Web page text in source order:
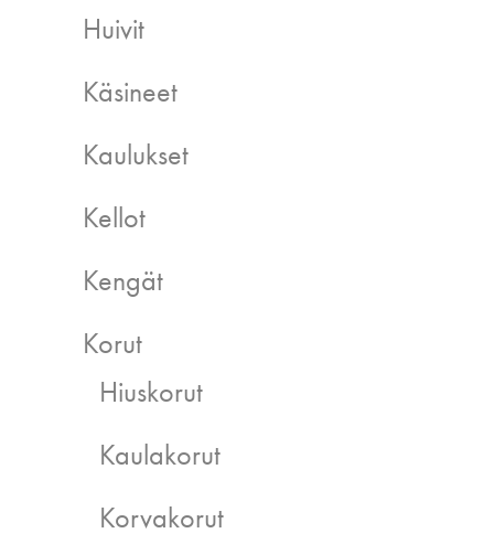
Huivit
Käsineet
Kaulukset
Kellot
Kengät
Korut
Hiuskorut
Kaulakorut
Korvakorut